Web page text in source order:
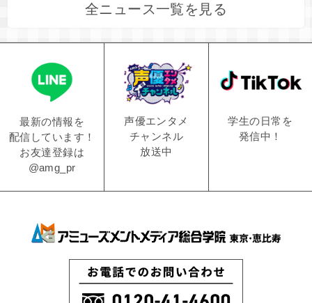
全ニュース一覧を見る
最新の情報を
配信しています！
お友達登録は
@amg_pr
声優エンタメ
チャンネル
放送中
学生の日常を
発信中！